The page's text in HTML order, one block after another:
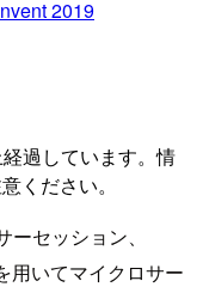
2019
過しています。情
ください。
セッション、
用いてマイクロサー